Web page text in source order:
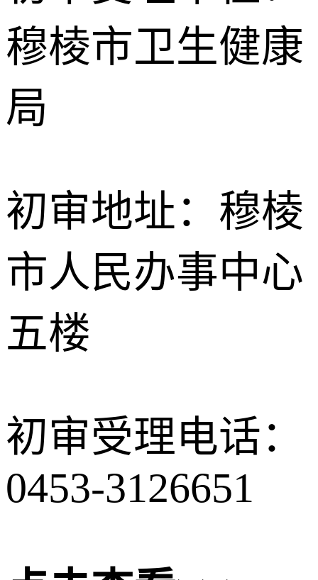
穆棱市卫生健康
局
初审地址：穆棱
市人民办事中心
五楼
初审受理电话：
0453-3126651